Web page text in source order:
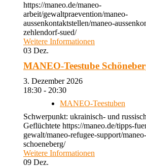
https://maneo.de/maneo-
arbeit/gewaltpraevention/maneo-
aussenkontaktstellen/maneo-
zehlendorf-sued/
Weitere Informationen
03 Dez.
MANEO-Teestube
3. Dezember 2026
18:30 - 20:30
MANEO-Teestuben
Schwerpunkt: ukrainisch- und
Geflüchtete https://maneo.de/tipps-
gewalt/maneo-refugee-support/
schoeneberg/
Weitere Informationen
09 Dez.